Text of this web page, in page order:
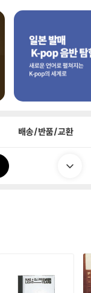
배송/반품/교환